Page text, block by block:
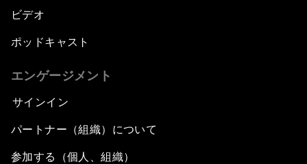
ビデオ
ポッドキャスト
エンゲージメント
サインイン
パートナー（組織）について
参加する（個人、組織）